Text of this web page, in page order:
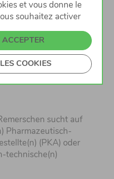
avec CV et
sucht auf
Pharmazeutisch-
(PKA) oder
technische(n)
et vous donne le
souhaitez activer
COOKIES